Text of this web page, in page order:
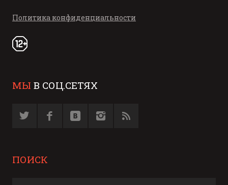
Политика конфиденциальности
МЫ В СОЦ.СЕТЯХ
ПОИСК